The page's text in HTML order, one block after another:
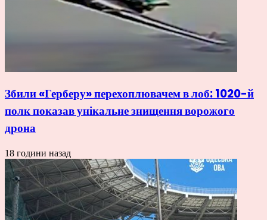
Збили «Герберу» перехоплювачем в лоб: 1020-й
полк показав унікальне знищення ворожого
дрона
18 години назад